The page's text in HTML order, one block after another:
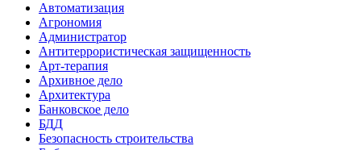
Автоматизация
Агрономия
Администратор
Антитеррористическая защищенность
Арт-терапия
Архивное дело
Архитектура
Банковское дело
БДД
Безопасность строительства